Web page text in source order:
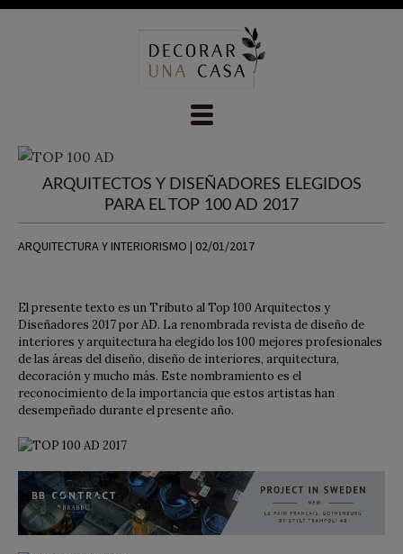
ARQUITECTOS Y DISEÑADORES ELEGIDOS
PARA EL TOP 100 AD 2017
ARQUITECTURA Y INTERIORISMO | 02/01/2017
El presente texto es un Tributo al Top 100 Arquitectos y
Diseñadores 2017 por AD. La renombrada revista de diseño de
interiores y arquitectura ha elegido los 100 mejores profesionales
de las áreas del diseño, diseño de interiores, arquitectura,
decoración y mucho más. Este nombramiento es el
reconocimiento de la importancia que estos artistas han
desempeñado durante el presente año.